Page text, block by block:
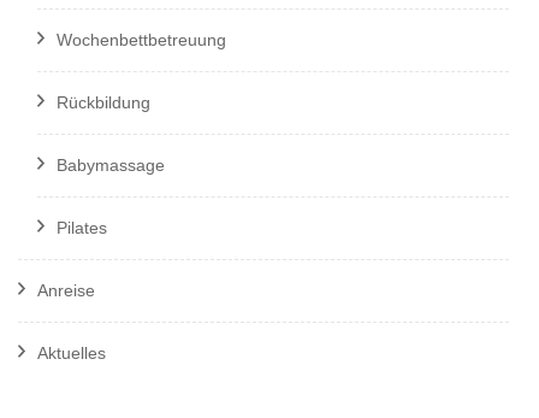
Wochenbettbetreuung
Rückbildung
Babymassage
Pilates
Anreise
Aktuelles